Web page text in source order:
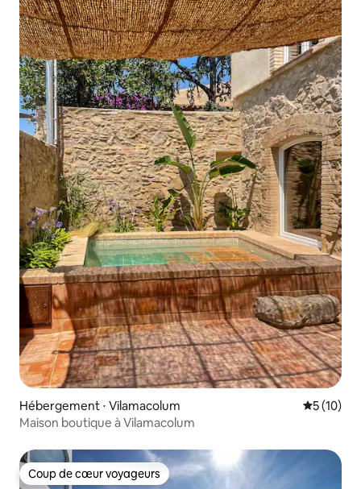
Hébergement ⋅ Vilamacolum
5 (10)
Maison boutique à Vilamacolum
Coup de cœur voyageurs
Coup de cœur voyageurs